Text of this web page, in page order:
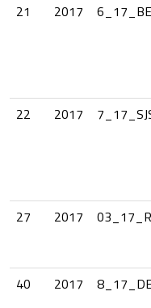
21 2017
22
2017
27
2017
40
2017